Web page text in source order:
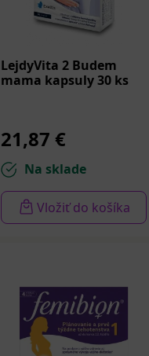
LejdyVita 2 Budem
mama kapsuly 30 ks
21,87 €
Na sklade
Vložiť do košíka